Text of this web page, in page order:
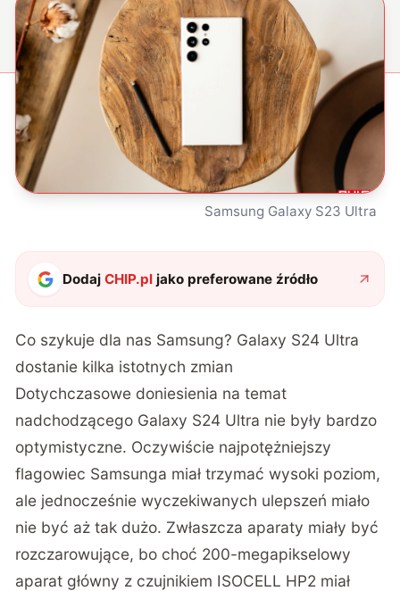
Samsung Galaxy S23 Ultra
DodajCHIP.pl jako preferowane źródło
Co szykuje dla nas Samsung? Galaxy S24 Ultra
dostanie kilka istotnych zmian
Dotychczasowe doniesienia na temat
nadchodzącego Galaxy S24 Ultra nie były bardzo
optymistyczne. Oczywiście najpotężniejszy
flagowiec Samsunga miał trzymać wysoki poziom,
ale jednocześnie wyczekiwanych ulepszeń miało
nie być aż tak dużo. Zwłaszcza aparaty miały być
rozczarowujące, bo choć 200-megapikselowy
aparat główny z czujnikiem ISOCELL HP2 miał